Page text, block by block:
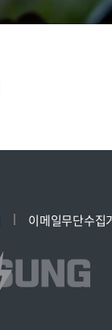
이메일무단수집